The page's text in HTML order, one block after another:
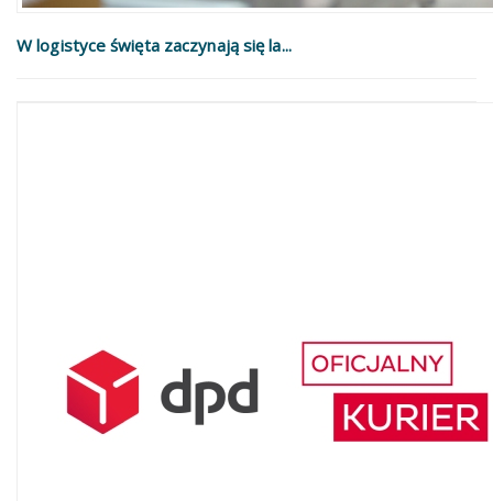
W logistyce święta zaczynają się la...